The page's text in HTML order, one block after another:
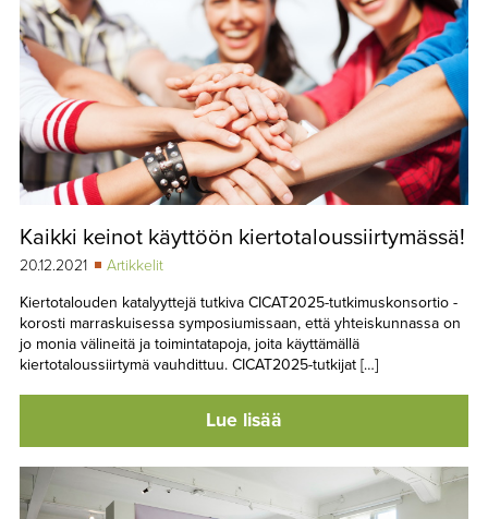
Kaikki keinot käyttöön kiertotaloussiirtymässä!
20.12.2021
Artikkelit
Kiertotalouden ­katalyyttejä ­tutkiva CICAT2025-tutkimus­konsortio ­
korosti ­marraskuisessa symposiumis­saan, että yhteiskunnassa on
jo monia välineitä ja ­toimintatapoja, joita käyttämällä
kiertotaloussiirtymä vauhdittuu. CICAT2025-tutkijat […]
Lue lisää